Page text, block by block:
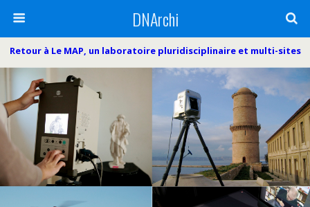
DNArchi
Retour à Le MAP, un laboratoire pluridisciplinaire et multi-sites